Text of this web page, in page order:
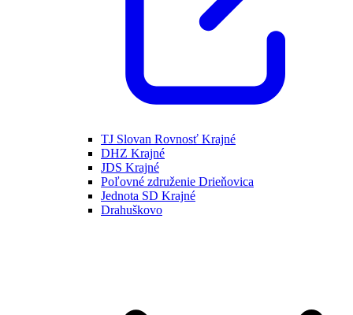
TJ Slovan Rovnosť Krajné
DHZ Krajné
JDS Krajné
Poľovné združenie Drieňovica
Jednota SD Krajné
Drahuškovo